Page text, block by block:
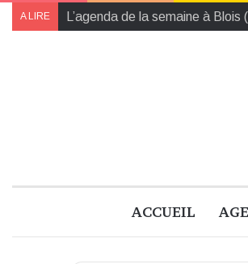
A LIRE Traité de la vie poétique : un
ACCUEIL